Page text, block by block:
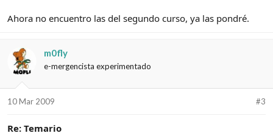
Ahora no encuentro las del segundo curso, ya las pondré.
m0fly
e-mergencista experimentado
10 Mar 2009 #3
Re: Temario